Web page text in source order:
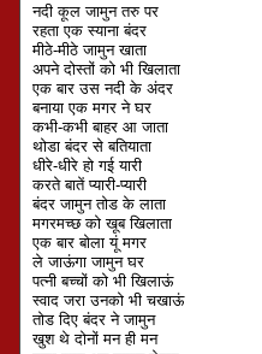
नदी कूल जामुन तरु पर
रहता एक स्याना बंदर
मीठे-मीठे जामुन खाता
अपने दोस्तों को भी खिलाता
एक बार उस नदी के अंदर
बनाया एक मगर ने घर
कभी-कभी बाहर आ जाता
थोडा बंदर से बतियाता
धीरे-धीरे हो गई यारी
करते बातें प्यारी-प्यारी
बंदर जामुन तोड के लाता
मगरमच्छ को खूब खिलाता
एक बार बोला यूं मगर
ले जाऊंगा जामुन घर
पत्नी बच्चों को भी खिलाऊं
स्वाद जरा उनको भी चखाऊं
तोड दिए बंदर ने जामुन
खुश थे दोनों मन ही मन